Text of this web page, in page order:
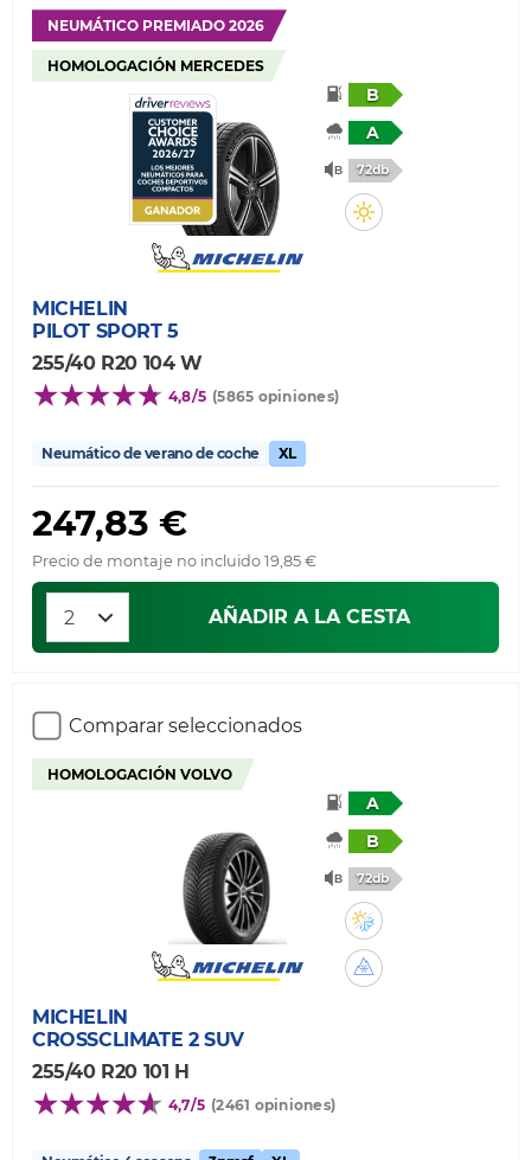
NEUMÁTICO PREMIADO 2026
HOMOLOGACIÓN MERCEDES
B
A
72db
MICHELIN
PILOT SPORT 5
255/40 R20 104 W
4,8/5 (5865 opiniones)
Neumático de verano de coche XL
247,83 €
Precio de montaje no incluido 19,85 €
AÑADIR A LA CESTA
Comparar seleccionados
HOMOLOGACIÓN VOLVO
A
B
72db
MICHELIN
CROSSCLIMATE 2 SUV
255/40 R20 101 H
4,7/5 (2461 opiniones)